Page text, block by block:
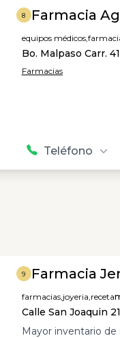
8 Farmacia
equipos médicos,
Bo. Malpaso Carr.
Farmacias
Teléfono
9 Farmacia
farmacias,joyeria,receta
Calle San Joaquin
Mayor inventario